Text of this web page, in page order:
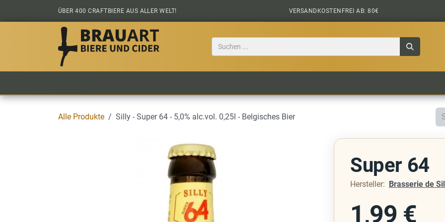
Zum Inhalt springen
ÜBER 400 CRAFTBIERE AUS ALLER WELT! VERSANDKOSTENFREI AB: 80€
Alle Produkte Silly - Super 64 - 5,0% alc.vol. 0,25l - Belgisches Bier
Super 64
Hersteller: Brasserie de
1,99 €